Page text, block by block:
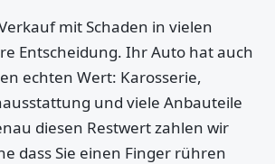
mit Schaden in vielen
Entscheidung. Ihr Auto hat auch
echten Wert: Karosserie,
und viele Anbauteile
diesen Restwert zahlen wir
dass Sie einen Finger rühren